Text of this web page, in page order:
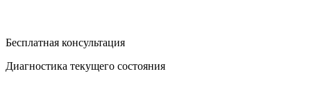
Бесплатная консультация
Диагностика текущего состояния